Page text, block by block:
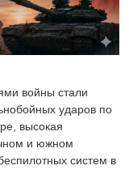
войны стали
ударов по
высокая
и южном
систем в